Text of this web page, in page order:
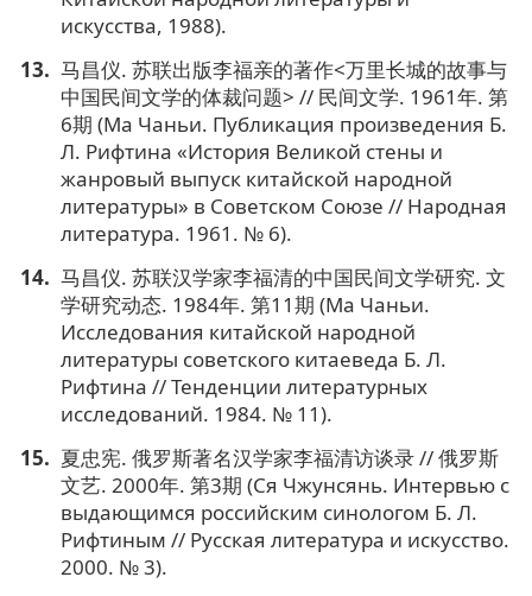
искусства, 1988).
马昌仪. 苏联出版李福亲的著作<万里长城的故事与
中国民间文学的体裁问题> // 民间文学. 1961年. 第
6期 (Ма Чаньи. Публикация произведения Б.
Л. Рифтина «История Великой стены и
жанровый выпуск китайской народной
литературы» в Советском Союзе // Народная
литература. 1961. № 6).
马昌仪. 苏联汉学家李福清的中国民间文学研究. 文
学研究动态. 1984年. 第11期 (Ма Чаньи.
Исследования китайской народной
литературы советского китаеведа Б. Л.
Рифтина // Тенденции литературных
исследований. 1984. № 11).
夏忠宪. 俄罗斯著名汉学家李福清访谈录 // 俄罗斯
文艺. 2000年. 第3期 (Ся Чжунсянь. Интервью с
выдающимся российским синологом Б. Л.
Рифтиным // Русская литература и искусство.
2000. № 3).